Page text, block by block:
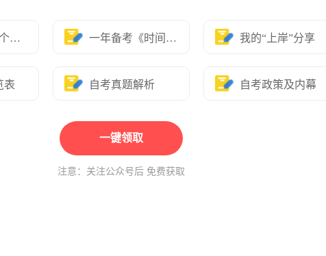
上班族必选8个专业 一年备考《时间表》 我的“上岸”分享
表 自考真题解析 自考政策及内幕
一键领取
注意：关注公众号后 免费获取